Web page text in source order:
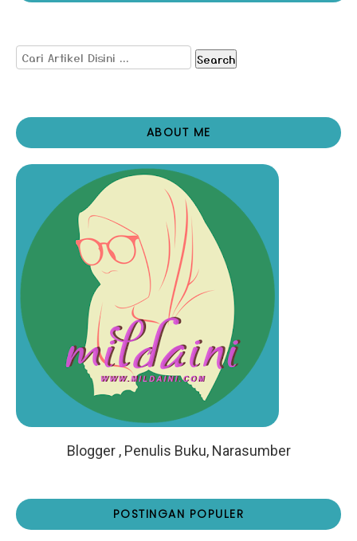
Search
ABOUT ME
Blogger , Penulis Buku, Narasumber
POSTINGAN POPULER